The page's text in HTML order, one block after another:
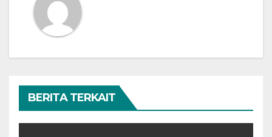
BERITA TERKAIT